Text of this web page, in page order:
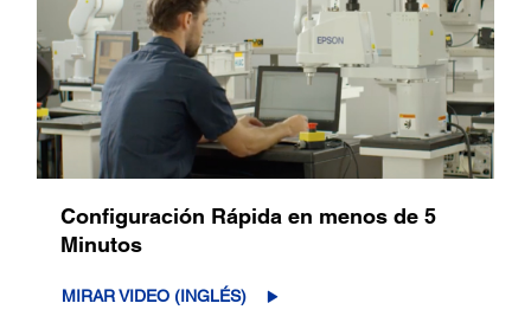
Configuración Rápida en menos de 5
Minutos
MIRAR VIDEO (INGLÉS)